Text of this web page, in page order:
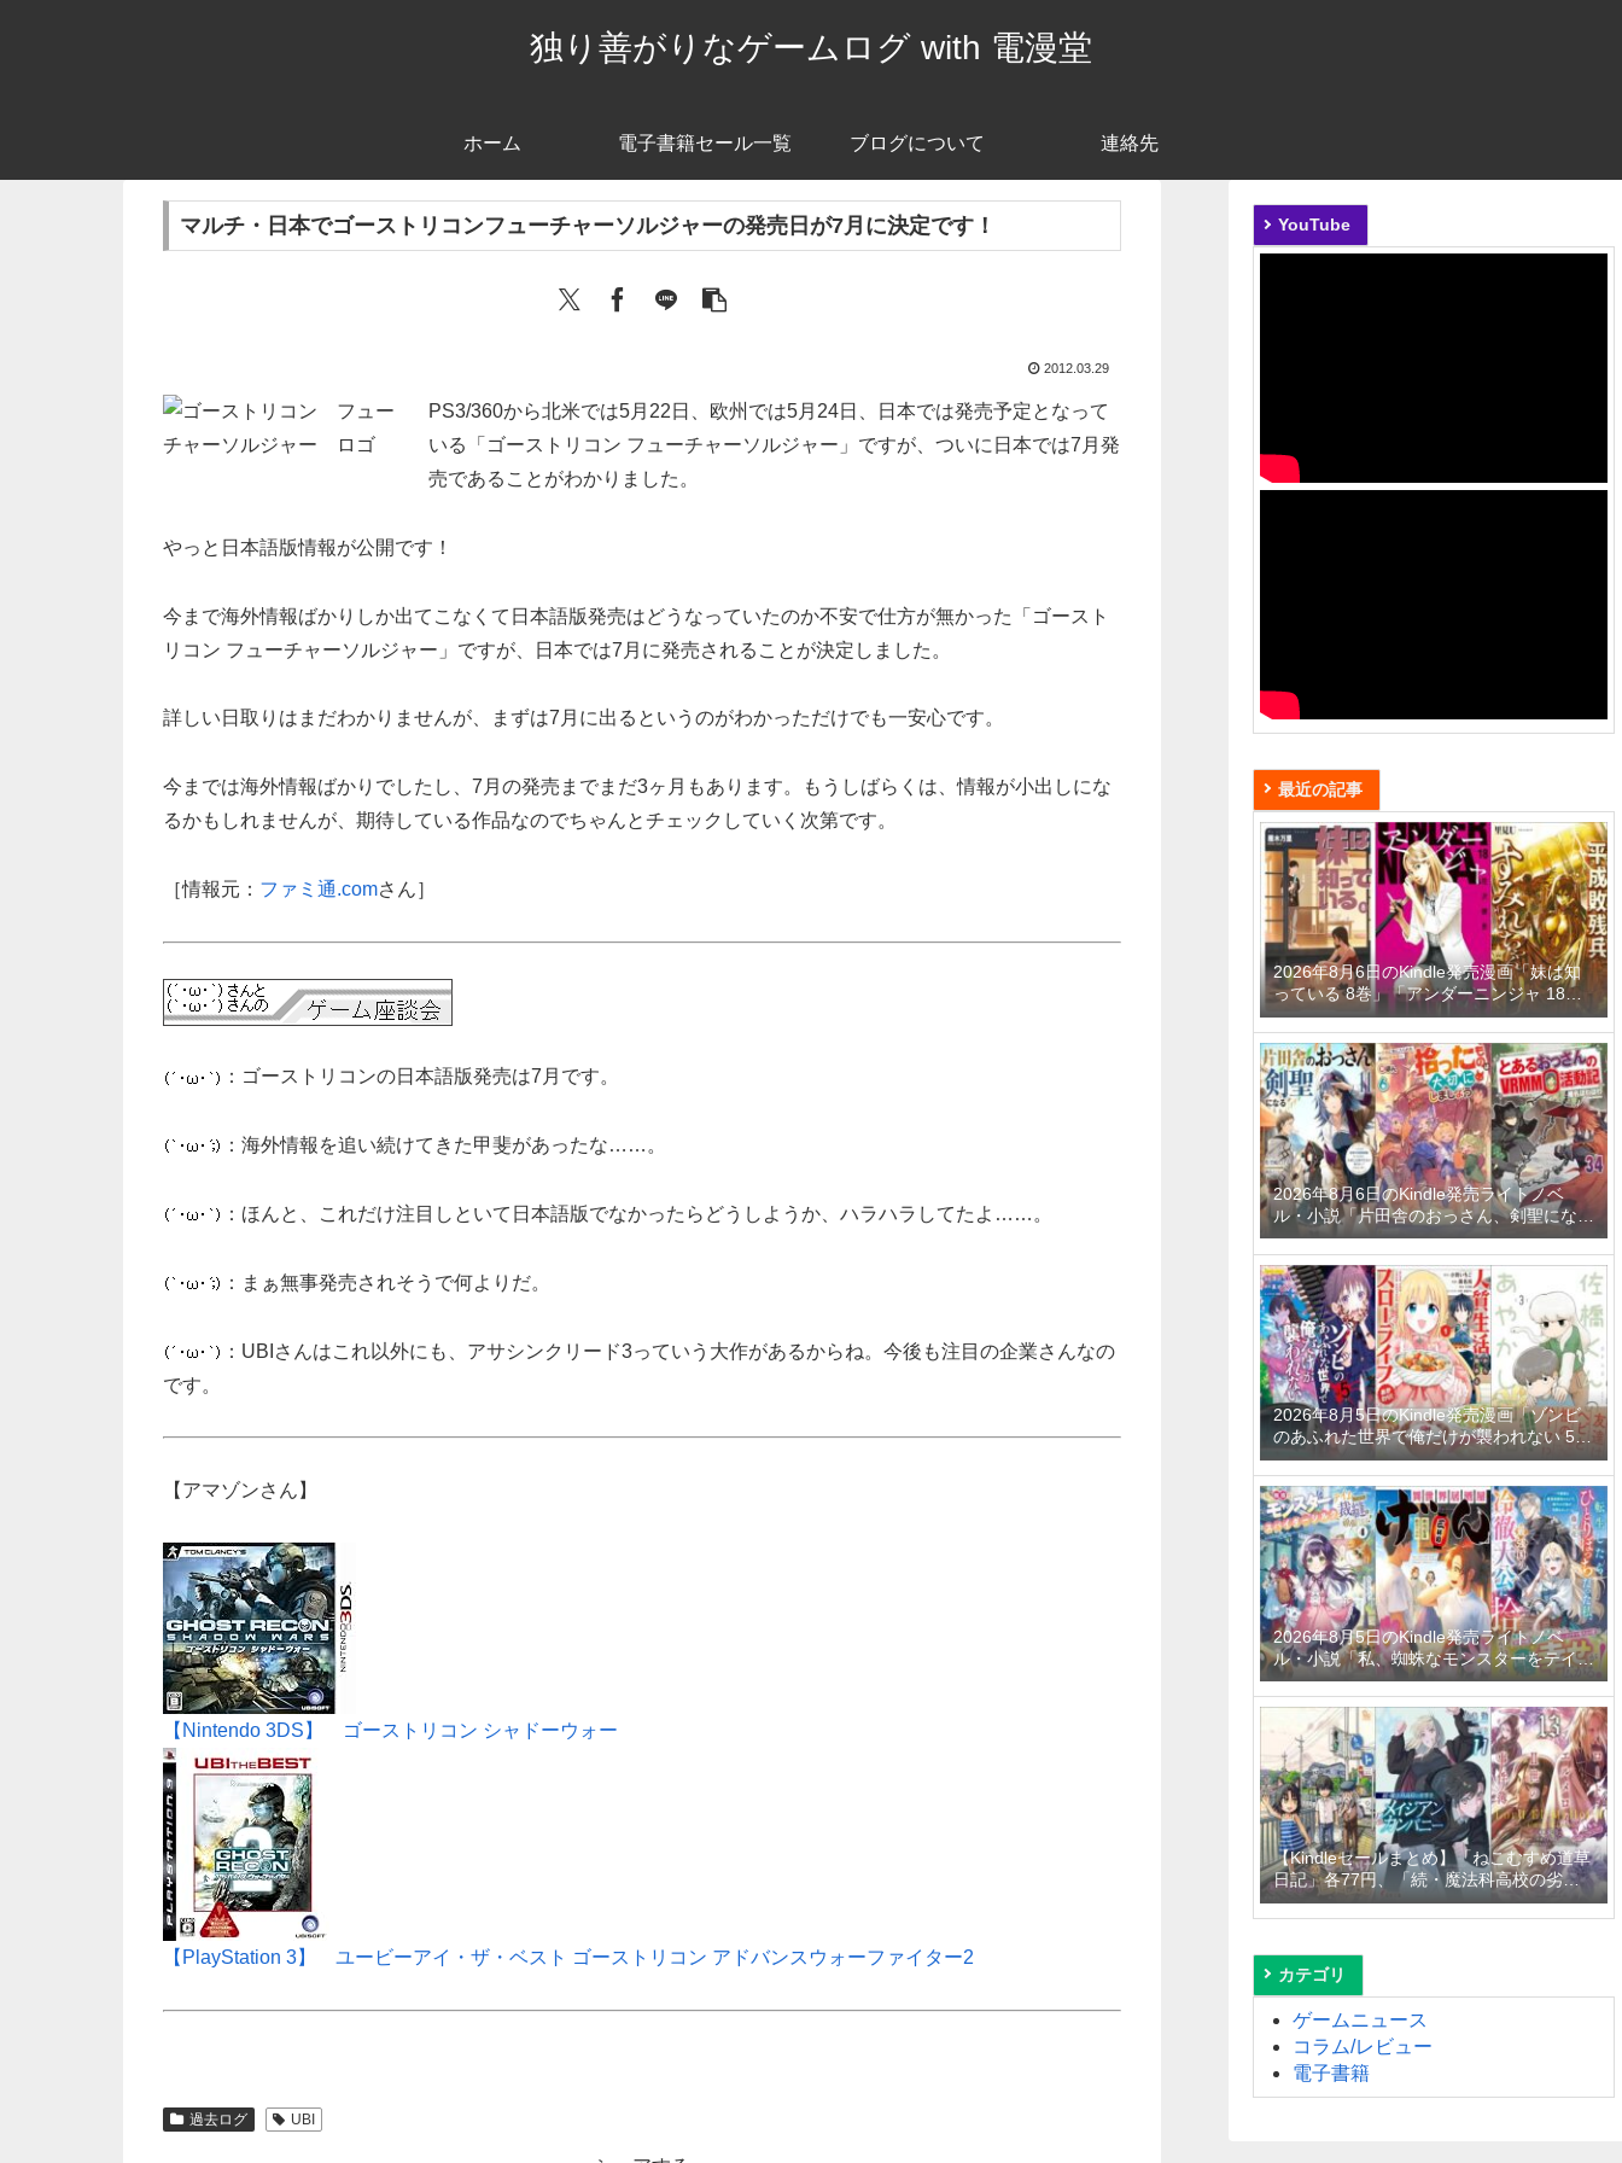
独り善がりなゲームログ with 電漫堂
ホーム 電子書籍セール一覧 ブログについて 連絡先
マルチ・日本でゴーストリコンフューチャーソルジャーの発売日が7月に決定です！
2012.03.29
PS3/360から北米では5月22日、欧州では5月24日、日本では発売予定となって
いる「ゴーストリコン フューチャーソルジャー」ですが、ついに日本では7月発
売であることがわかりました。
やっと日本語版情報が公開です！
今まで海外情報ばかりしか出てこなくて日本語版発売はどうなっていたのか不安で仕方が無かった「ゴースト
リコン フューチャーソルジャー」ですが、日本では7月に発売されることが決定しました。
詳しい日取りはまだわかりませんが、まずは7月に出るというのがわかっただけでも一安心です。
今までは海外情報ばかりでしたし、7月の発売までまだ3ヶ月もあります。もうしばらくは、情報が小出しにな
るかもしれませんが、期待している作品なのでちゃんとチェックしていく次第です。
［情報元： ファミ通.comさん］
：ゴーストリコンの日本語版発売は7月です。
：海外情報を追い続けてきた甲斐があったな……。
：ほんと、これだけ注目しといて日本語版でなかったらどうしようか、ハラハラしてたよ……。
：まぁ無事発売されそうで何よりだ。
：UBIさんはこれ以外にも、アサシンクリード3っていう大作があるからね。今後も注目の企業さんなの
です。
【アマゾンさん】
【Nintendo 3DS】 ゴーストリコン シャドーウォー
【PlayStation 3】 ユービーアイ・ザ・ベスト ゴーストリコン アドバンスウォーファイター2
過去ログ UBI
YouTube
最近の記事
2026年8月6日のKindle発売漫画「妹は知
っている 8巻」「アンダーニンジャ 18
巻」「平成敗残兵すみれちゃん 11巻」な
ど
2026年8月6日のKindle発売ライトノベ
ル・小説「片田舎のおっさん、剣聖になる
11 ～ただの田舎の剣術師範だったのに、
大成した弟子たちが俺を放ってくれない件
～」「拾ったものは大切にしましょう ～
子狼に気に入られた男の転移物語～ 6巻」
「とあるおっさんのVRMMO活動記 34
巻」など
2026年8月5日のKindle発売漫画「ゾンビ
のあふれた世界で俺だけが襲われない 5
巻」「人質生活から始めるスローライフ
おかわり！ 1巻」「佐橋くんのあやかし日
和 3巻」など
2026年8月5日のKindle発売ライトノベ
ル・小説「私、蜘蛛なモンスターをテイム
したので、スパイダーシルクで裁縫を頑張
ります！ 4巻」「異世界居酒屋「げん」三
杯目」「転生したらひとりぼっちだった
私、最強国の冷徹大公に拾われる～不愛想
な最強保護者のもとで、稀代の才能が花開
きました～」など
【Kindleセールまとめ】「ねこむすめ道草
日記」各77円、「続・魔法科高校の劣等
生 メイジアン・カンパニー」99円～
50%off、「ロード・エルメロイＩＩ世の
カテゴリ
ゲームニュース
コラム/レビュー
電子書籍